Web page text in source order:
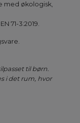
med økologisk,
71-3:2019.
til børn.
i det rum, hvor